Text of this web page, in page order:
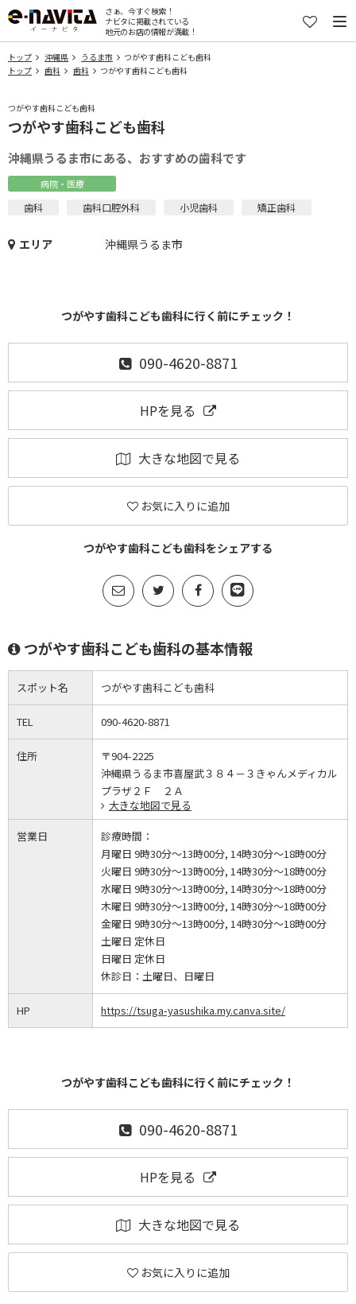
さぁ、今すぐ検索！
ナビタに掲載されている
地元のお店の情報が満載！
トップ 沖縄県 うるま市
つがやす歯科こども歯科
トップ
歯科 歯科 つがやす歯科こども歯科
つがやす歯科こども歯科
つがやす歯科こども歯科
沖縄県うるま市にある、おすすめの歯科です
病院・医療
歯科 歯科口腔外科 小児歯科 矯正歯科
エリア 沖縄県うるま市
つがやす歯科こども歯科に行く前にチェック！
090-4620-8871
HPを見る
大きな地図で見る
お気に入りに追加
つがやす歯科こども歯科をシェアする
つがやす歯科こども歯科の基本情報
スポット名 つがやす歯科こども歯科
TEL 090-4620-8871
住所
〒904-2225
沖縄県うるま市喜屋武３８４－３きゃんメディカル
プラザ２Ｆ ２Ａ
大きな地図で見る
営業日
診療時間：
月曜日 9時30分～13時00分, 14時30分～18時00分
火曜日 9時30分～13時00分, 14時30分～18時00分
水曜日 9時30分～13時00分, 14時30分～18時00分
木曜日 9時30分～13時00分, 14時30分～18時00分
金曜日 9時30分～13時00分, 14時30分～18時00分
土曜日 定休日
日曜日 定休日
休診日： 土曜日、日曜日
HP https://tsuga-yasushika.my.canva.site/
つがやす歯科こども歯科に行く前にチェック！
090-4620-8871
HPを見る
大きな地図で見る
お気に入りに追加